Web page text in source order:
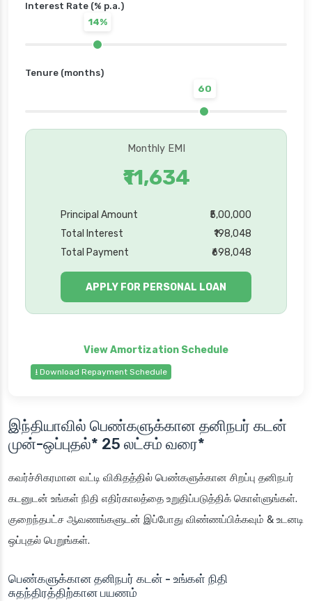
Interest Rate (% p.a.)
14%
Tenure (months)
60
Monthly EMI
₹11,634
Principal Amount
₹5,00,000
Total Interest
₹198,048
Total Payment
₹698,048
APPLY FOR PERSONAL LOAN
⭳ Download Repayment Schedule
இந்தியாவில் பெண்களுக்கான தனிநபர் கடன்
முன்-ஒப்புதல்* 25 லட்சம் வரை*
கவர்ச்சிகரமான வட்டி விகிதத்தில் பெண்களுக்கான சிறப்பு தனிநபர்
கடனுடன் உங்கள் நிதி எதிர்காலத்தை உறுதிப்படுத்திக் கொள்ளுங்கள்.
குறைந்தபட்ச ஆவணங்களுடன் இப்போது விண்ணப்பிக்கவும் & உடனடி
ஒப்புதல் பெறுங்கள்.
பெண்களுக்கான தனிநபர் கடன் - உங்கள் நிதி
சுதந்திரத்திற்கான பயணம்